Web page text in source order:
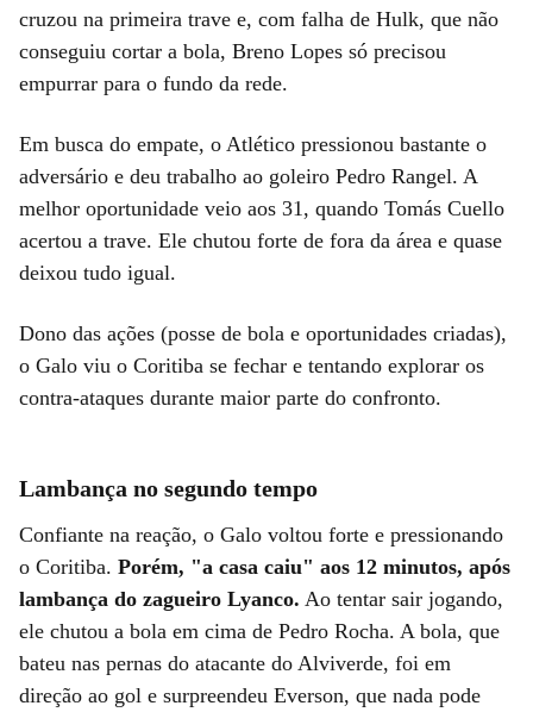
cruzou na primeira trave e, com falha de Hulk, que não
conseguiu cortar a bola, Breno Lopes só precisou
empurrar para o fundo da rede.
Em busca do empate, o Atlético pressionou bastante o
adversário e deu trabalho ao goleiro Pedro Rangel. A
melhor oportunidade veio aos 31, quando Tomás Cuello
acertou a trave. Ele chutou forte de fora da área e quase
deixou tudo igual.
Dono das ações (posse de bola e oportunidades criadas),
o Galo viu o Coritiba se fechar e tentando explorar os
contra-ataques durante maior parte do confronto.
Lambança no segundo tempo
Confiante na reação, o Galo voltou forte e pressionando
o Coritiba. Porém, "a casa caiu" aos 12 minutos, após
lambança do zagueiro Lyanco. Ao tentar sair jogando,
ele chutou a bola em cima de Pedro Rocha. A bola, que
bateu nas pernas do atacante do Alviverde, foi em
direção ao gol e surpreendeu Everson, que nada pode